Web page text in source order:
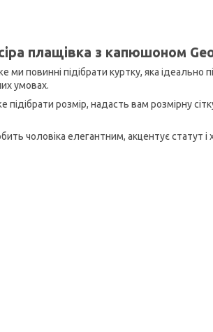
плащівка з капюшоном
повинні підібрати куртку, яка ідеально
умовах.
розмір, надасть вам розмірну
чоловіка елегантним, акцентує статут